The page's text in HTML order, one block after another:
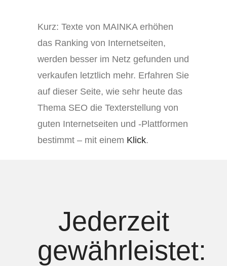
Kurz: Texte von MAINKA erhöhen
das Ranking von Internetseiten,
werden besser im Netz gefunden und
verkaufen letztlich mehr. Erfahren Sie
auf dieser Seite, wie sehr heute das
Thema SEO die Texterstellung von
guten Internetseiten und -Plattformen
bestimmt – mit einem Klick.
Jederzeit
gewährleistet: